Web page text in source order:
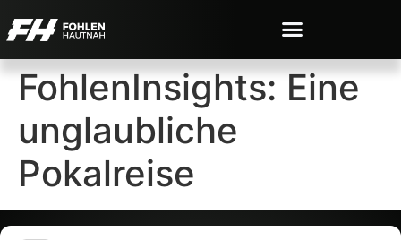
FohlenInsights: Eine
unglaubliche
Pokalreise